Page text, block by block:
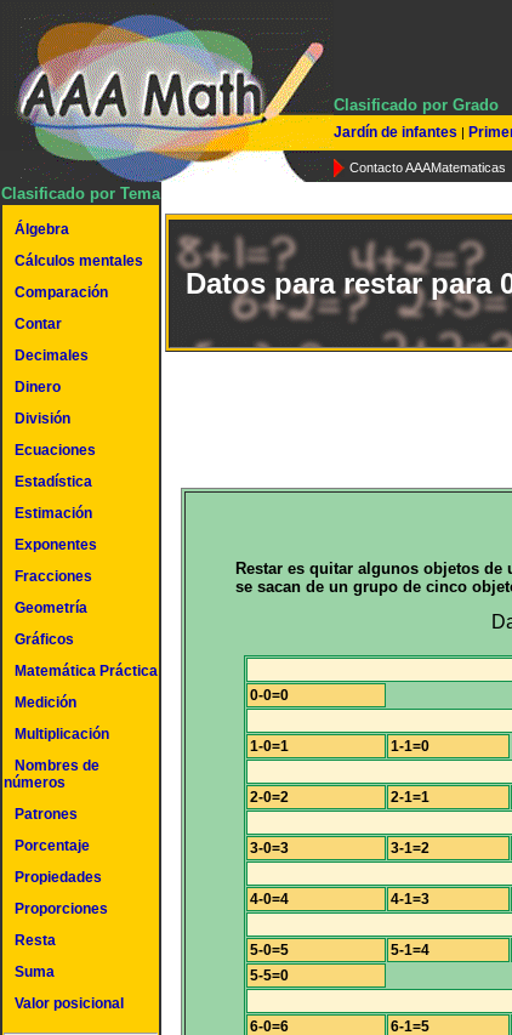
Clasificado por Grado
Jardín de infantes |
Contacto AAAMatematicas
Clasificado por Tema
Álgebra
Cálculos mentales
Comparación
Contar
Decimales
Dinero
División
Ecuaciones
Estadística
Estimación
Exponentes
Fracciones
Geometría
Gráficos
Matemática Práctica
Medición
Multiplicación
Nombres de
números
Patrones
Porcentaje
Propiedades
Proporciones
Resta
Suma
Valor posicional
Datos para restar para
Restar es quitar algunos objetos de
se sacan de un grupo de cinco
0-0=0
1-0=1
1-1=0
2-0=2
2-1=1
3-0=3
3-1=2
4-0=4
4-1=3
5-0=5
5-1=4
5-5=0
6-0=6
6-1=5